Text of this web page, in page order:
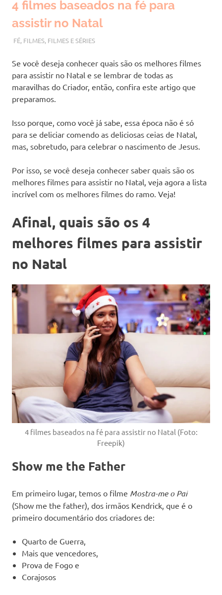
4 filmes baseados na fé para
assistir no Natal
DEZEMBRO 12, 2022
VANESSA
FÉ, FILMES, FILMES E SÉRIES
Se você deseja conhecer quais são os melhores filmes
para assistir no Natal e se lembrar de todas as
maravilhas do Criador, então, confira este artigo que
preparamos.
Isso porque, como você já sabe, essa época não é só
para se deliciar comendo as deliciosas ceias de Natal,
mas, sobretudo, para celebrar o nascimento de Jesus.
Por isso, se você deseja conhecer saber quais são os
melhores filmes para assistir no Natal, veja agora a lista
incrível com os melhores filmes do ramo. Veja!
Afinal, quais são os 4
melhores filmes para assistir
no Natal
4 filmes baseados na fé para assistir no Natal (Foto:
Freepik)
Show me the Father
Em primeiro lugar, temos o filme Mostra-me o Pai
(Show me the father), dos irmãos Kendrick, que é o
primeiro documentário dos criadores de:
Quarto de Guerra,
Mais que vencedores,
Prova de Fogo e
Corajosos